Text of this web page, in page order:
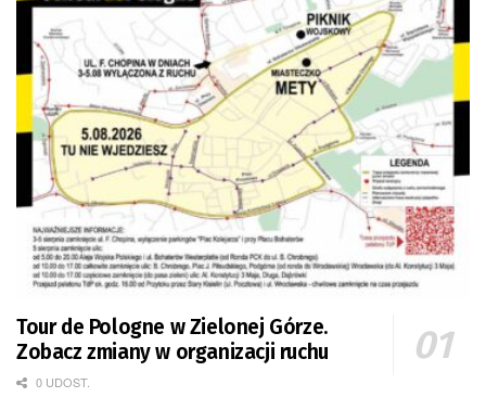
Tour de Pologne w Zielonej Górze.
Zobacz zmiany w organizacji ruchu
0 UDOST.